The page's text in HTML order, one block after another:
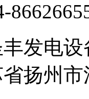
丰发
扬州市